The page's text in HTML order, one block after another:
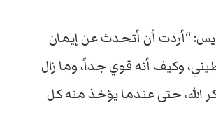
“أردت أن أتحدث عن إيمان
وكيف أنه قوي جداً، وما زال
الله، حتى عندما يؤخذ منه كل